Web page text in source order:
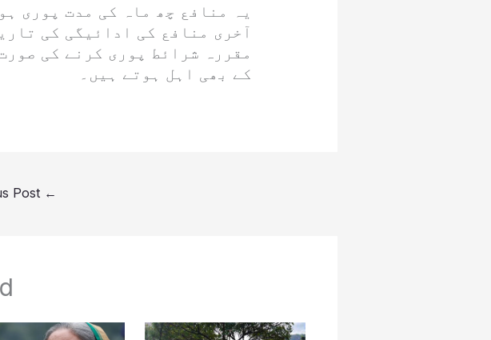
یہ منافع چھ ماہ کی مدت پوری
آخری منافع کی ادائیگی کی
مقررہ شرائط پوری کرنے کی
کے بھی اہل ہوتے ہیں۔
←